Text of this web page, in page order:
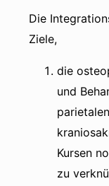
Die
Ziele,
die
und
Kursen
zu